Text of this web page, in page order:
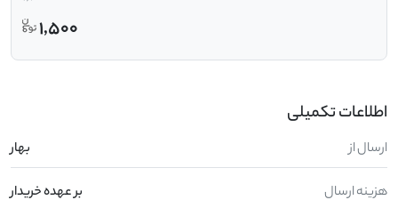
1,500
اطلاعات تکمیلی
ارسال از بهار
هزینه ارسال بر عهده خریدار